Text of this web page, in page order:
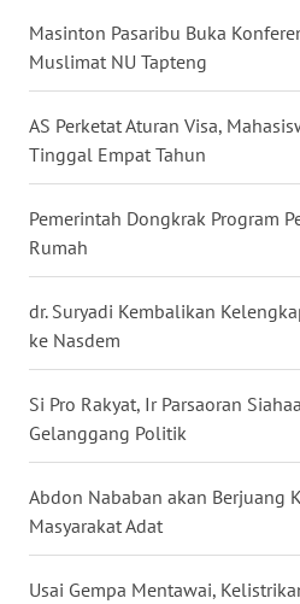
Masinton Pasaribu Buka
Muslimat NU Tapteng
AS Perketat Aturan Visa,
Tinggal Empat Tahun
Pemerintah Dongkrak Program
Rumah
dr. Suryadi Kembalikan
ke Nasdem
Si Pro Rakyat, Ir Parsaoran
Gelanggang Politik
Abdon Nababan akan Berjuang
Masyarakat Adat
Usai Gempa Mentawai,
WN
TANJUNG
LESUNG
WN
KARO
WN
SIMALUNGUN
WN
LABUHANBATU
WN
WN DELI